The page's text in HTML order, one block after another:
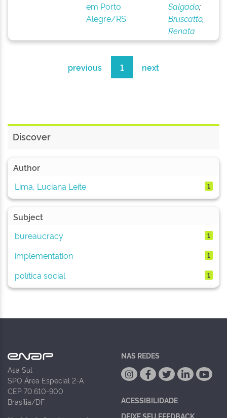
em Porto
Alegre/RS
Salgado;
Bruscatto,
Renata
previous 1 next
Discover
Author
Lima, Luciana Leite
1
Subject
bureaucracy
1
implementation 1
política social 1
Asa Sul
SPO Área Especial 2-A
CEP 70.610-900
Brasília/DF
NAS REDES
ACESSIBILIDADE
DEIXE SEU FEEDBACK